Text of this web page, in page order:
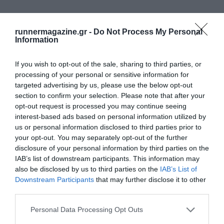
runnermagazine.gr - Do Not Process My Personal
Information
If you wish to opt-out of the sale, sharing to third parties, or
processing of your personal or sensitive information for
targeted advertising by us, please use the below opt-out
section to confirm your selection. Please note that after your
opt-out request is processed you may continue seeing
interest-based ads based on personal information utilized by
us or personal information disclosed to third parties prior to
your opt-out. You may separately opt-out of the further
disclosure of your personal information by third parties on the
IAB’s list of downstream participants. This information may
also be disclosed by us to third parties on the IAB’s List of
Downstream Participants that may further disclose it to other
Personal Data Processing Opt Outs
Voio Race Series 2026 – Namata Race